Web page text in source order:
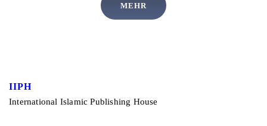
MEHR
IIPH
International Islamic Publishing House